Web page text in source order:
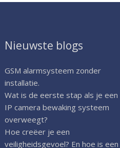
Nieuwste blogs
GSM alarmsysteem zonder
installatie.
Wat is de eerste stap als je een
IP camera bewaking systeem
overweegt?
Hoe creëer je een
veiligheidsgevoel? En hoe is een